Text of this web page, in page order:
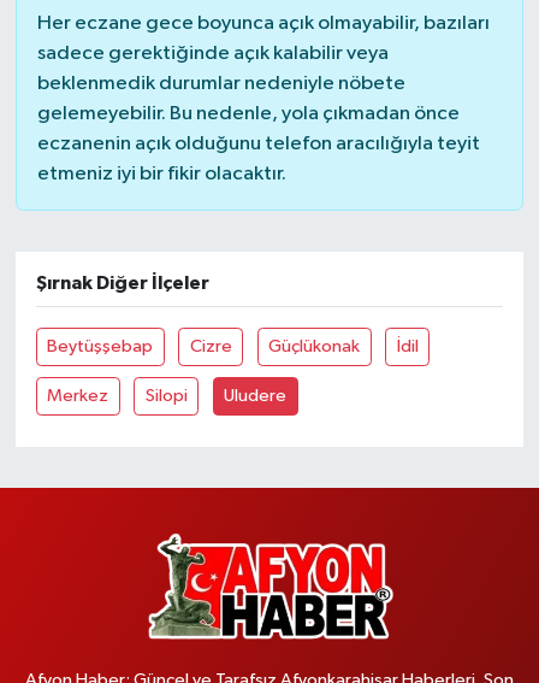
Her eczane gece boyunca açık olmayabilir, bazıları
sadece gerektiğinde açık kalabilir veya
beklenmedik durumlar nedeniyle nöbete
gelemeyebilir. Bu nedenle, yola çıkmadan önce
eczanenin açık olduğunu telefon aracılığıyla teyit
etmeniz iyi bir fikir olacaktır.
Şırnak Diğer İlçeler
Beytüşşebap Cizre Güçlükonak İdil
Merkez Silopi Uludere